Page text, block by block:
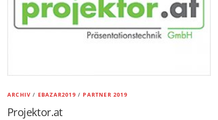
ARCHIV / EBAZAR2019 / PARTNER 2019
Projektor.at